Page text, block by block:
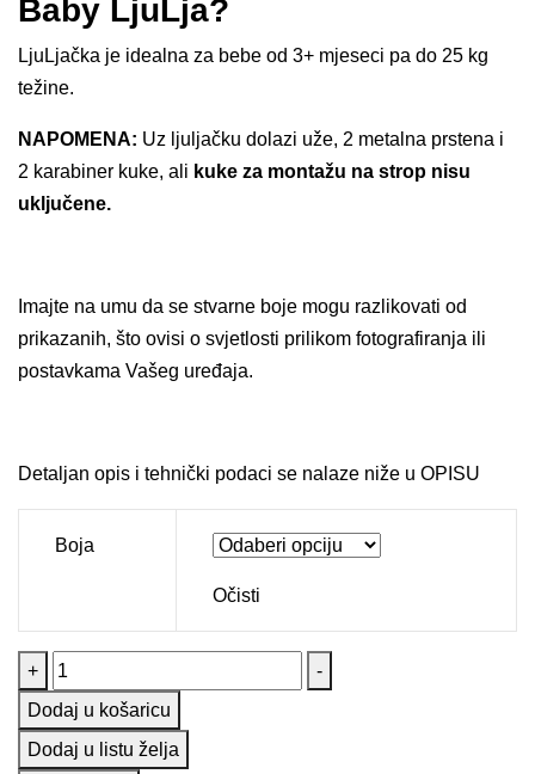
Baby LjuLja?
LjuLjačka je idealna za bebe od 3+ mjeseci pa do 25 kg
težine.
NAPOMENA: Uz ljuljačku dolazi uže, 2 metalna prstena i
2 karabiner kuke, ali kuke za montažu na strop nisu
uključene.
Imajte na umu da se stvarne boje mogu razlikovati od
prikazanih, što ovisi o svjetlosti prilikom fotografiranja ili
postavkama Vašeg uređaja.
Detaljan opis i tehnički podaci se nalaze niže u OPISU
Boja
Očisti
+
LjuLjačka
za
bebe
-
-
Dodaj u košaricu
Dodaj u listu želja